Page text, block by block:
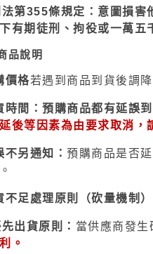
御電館 ODENKAN TE系列
色系列
御電館 ODENKAN TS系列
系列
御電館 ODENKAN SC系列
第355條規定：意圖損害
有期徒刑、拘役或一萬五
品說明
價格若遇到 商品到貨後調
時間：預購商品都有延誤到
延後等因素為由要求取消，
不另通知： 預購商品是否
不足處理原則（砍量機制）
出貨原則： 當供應商發生
。